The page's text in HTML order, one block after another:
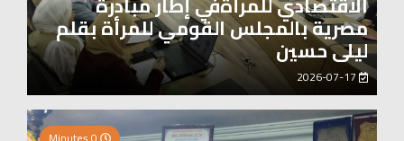
مصرية بالمجلس القومي للمرأة بقلم
ليلى حسين
2026-07-17